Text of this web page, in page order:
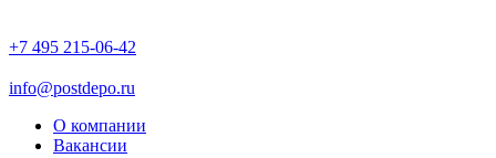
+7 495 215-06-42
info@postdepo.ru
О компании
Вакансии